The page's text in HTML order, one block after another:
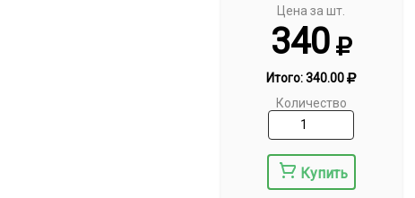
Цена за шт.
340
Итого:340.00
Количество
Купить